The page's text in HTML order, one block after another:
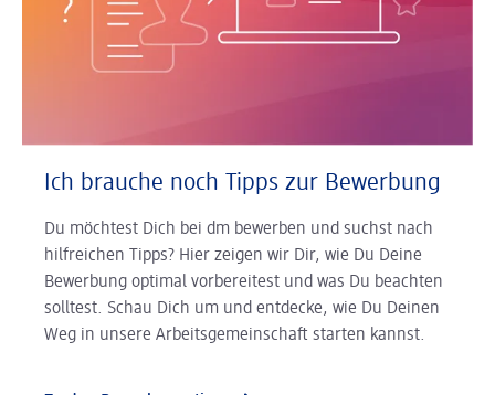
Ich brauche noch Tipps zur Bewerbung
Du möchtest Dich bei dm bewerben und suchst nach
hilfreichen Tipps? Hier zeigen wir Dir, wie Du Deine
Bewerbung optimal vorbereitest und was Du beachten
solltest. Schau Dich um und entdecke, wie Du Deinen
Weg in unsere Arbeitsgemeinschaft starten kannst.